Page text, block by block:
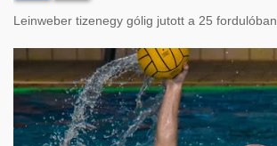
Leinweber tizenegy gólig jutott a 25 fordulóban.